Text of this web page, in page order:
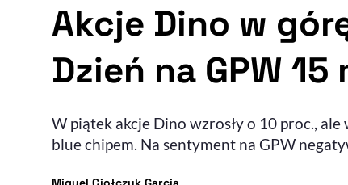
Akcje Dino w
Dzień na GPW
W piątek akcje Dino wzrosły o 10 proc.,
blue chipem. Na sentyment na GPW
- autor artykułu - profil